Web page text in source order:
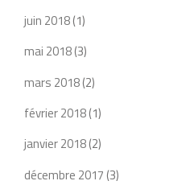
juin 2018(1)
mai 2018(3)
mars 2018(2)
février 2018(1)
janvier 2018(2)
décembre 2017 (3)